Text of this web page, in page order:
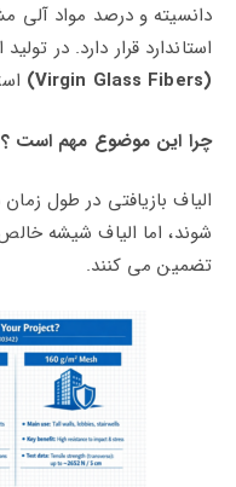
دانسیته و درصد مواد آلی
استاندارد قرار دارد. در
(Virgin Glass Fibers)
چرا این موضوع مهم است ؟
الیاف بازیافتی در طول
شوند، اما الیاف شیشه
تضمین می‌ کنند.